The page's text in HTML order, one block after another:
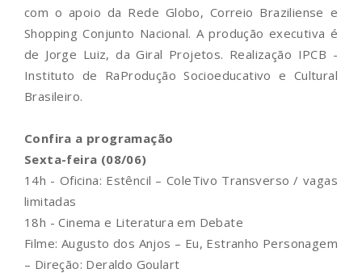
com o apoio da Rede Globo, Correio Braziliense e
Shopping Conjunto Nacional. A produção executiva é
de Jorge Luiz, da Giral Projetos. Realização IPCB -
Instituto de RaProdução Socioeducativo e Cultural
Brasileiro.
Confira a programação
Sexta-feira (08/06)
14h - Oficina: Estêncil – ColeTivo Transverso / vagas
limitadas
18h - Cinema e Literatura em Debate
Filme: Augusto dos Anjos – Eu, Estranho Personagem
– Direção: Deraldo Goulart